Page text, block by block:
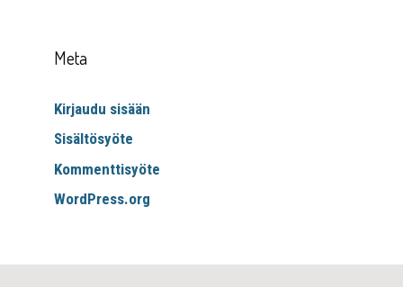
Meta
Kirjaudu sisään
Sisältösyöte
Kommenttisyöte
WordPress.org